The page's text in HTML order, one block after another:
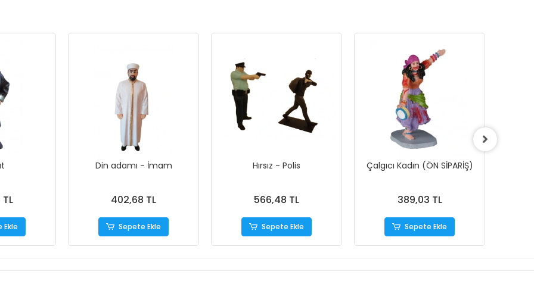
Ekle
Din adamı - İmam
402,68 TL
Sepete Ekle
Hırsız - Polis
566,48 TL
Sepete Ekle
Çalgıcı Kadın (ÖN SİPARİŞ)
389,03 TL
Sepete Ekle